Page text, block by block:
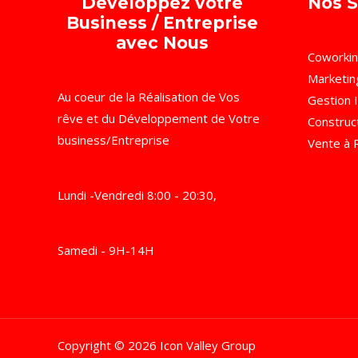
Business / Entreprise
avec Nous
Au coeur de la Réalisation de Vos
rêve et du Développement de Votre
business/Entreprise
Lundi -Vendredi 8:00 - 20:30,
Samedi - 9H-14H
Gestion
Vente à
Copyright © 2026 Icon Valley Group